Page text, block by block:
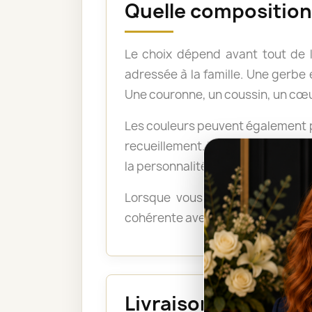
Quelle
Le choix dépend avant tout de
adressée à la famille. Une
Une couronne, un coussin, un
Les couleurs peuvent
recueillement. Les tons pastel
la personnalité du défunt ou
Lorsque vous ne savez pas
cohérente avec le lieu, le
Livraison au